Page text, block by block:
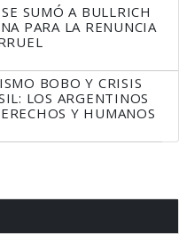
SUMÓ A BULLRICH
PARA LA RENUNCIA
BOBO Y CRISIS
LOS ARGENTINOS
Y HUMANOS